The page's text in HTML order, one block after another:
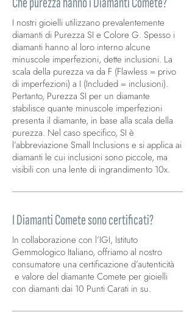
I nostri gioielli utilizzano prevalentemente
diamanti di Purezza SI e Colore G. Spesso i
diamanti hanno al loro interno alcune
minuscole imperfezioni, dette inclusioni. La
scala della purezza va da F (Flawless = privo
di imperfezioni) a I (Included = inclusioni).
Pertanto, Purezza SI per un diamante
stabilisce quante minuscole imperfezioni
presenta il diamante, in base alla scala della
purezza. Nel caso specifico, SI è
l’abbreviazione Small Inclusions e si applica ai
diamanti le cui inclusioni sono piccole, ma
visibili con una lente di ingrandimento 10x.
I Diamanti Comete sono certificati?
In collaborazione con l’IGI, Istituto
Gemmologico Italiano, offriamo al nostro
consumatore una certificazione d’autenticità
e valore del diamante Comete per gioielli
con diamanti dai 10 Punti Carati in su.